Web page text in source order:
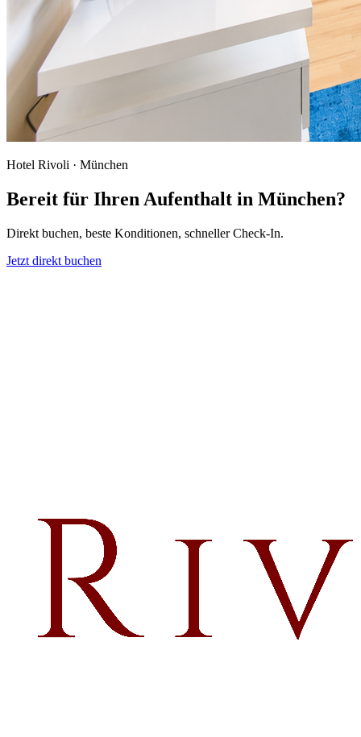
Hotel Rivoli · München
Bereit für Ihren Aufenthalt in München?
Direkt buchen, beste Konditionen, schneller Check-In.
Jetzt direkt buchen